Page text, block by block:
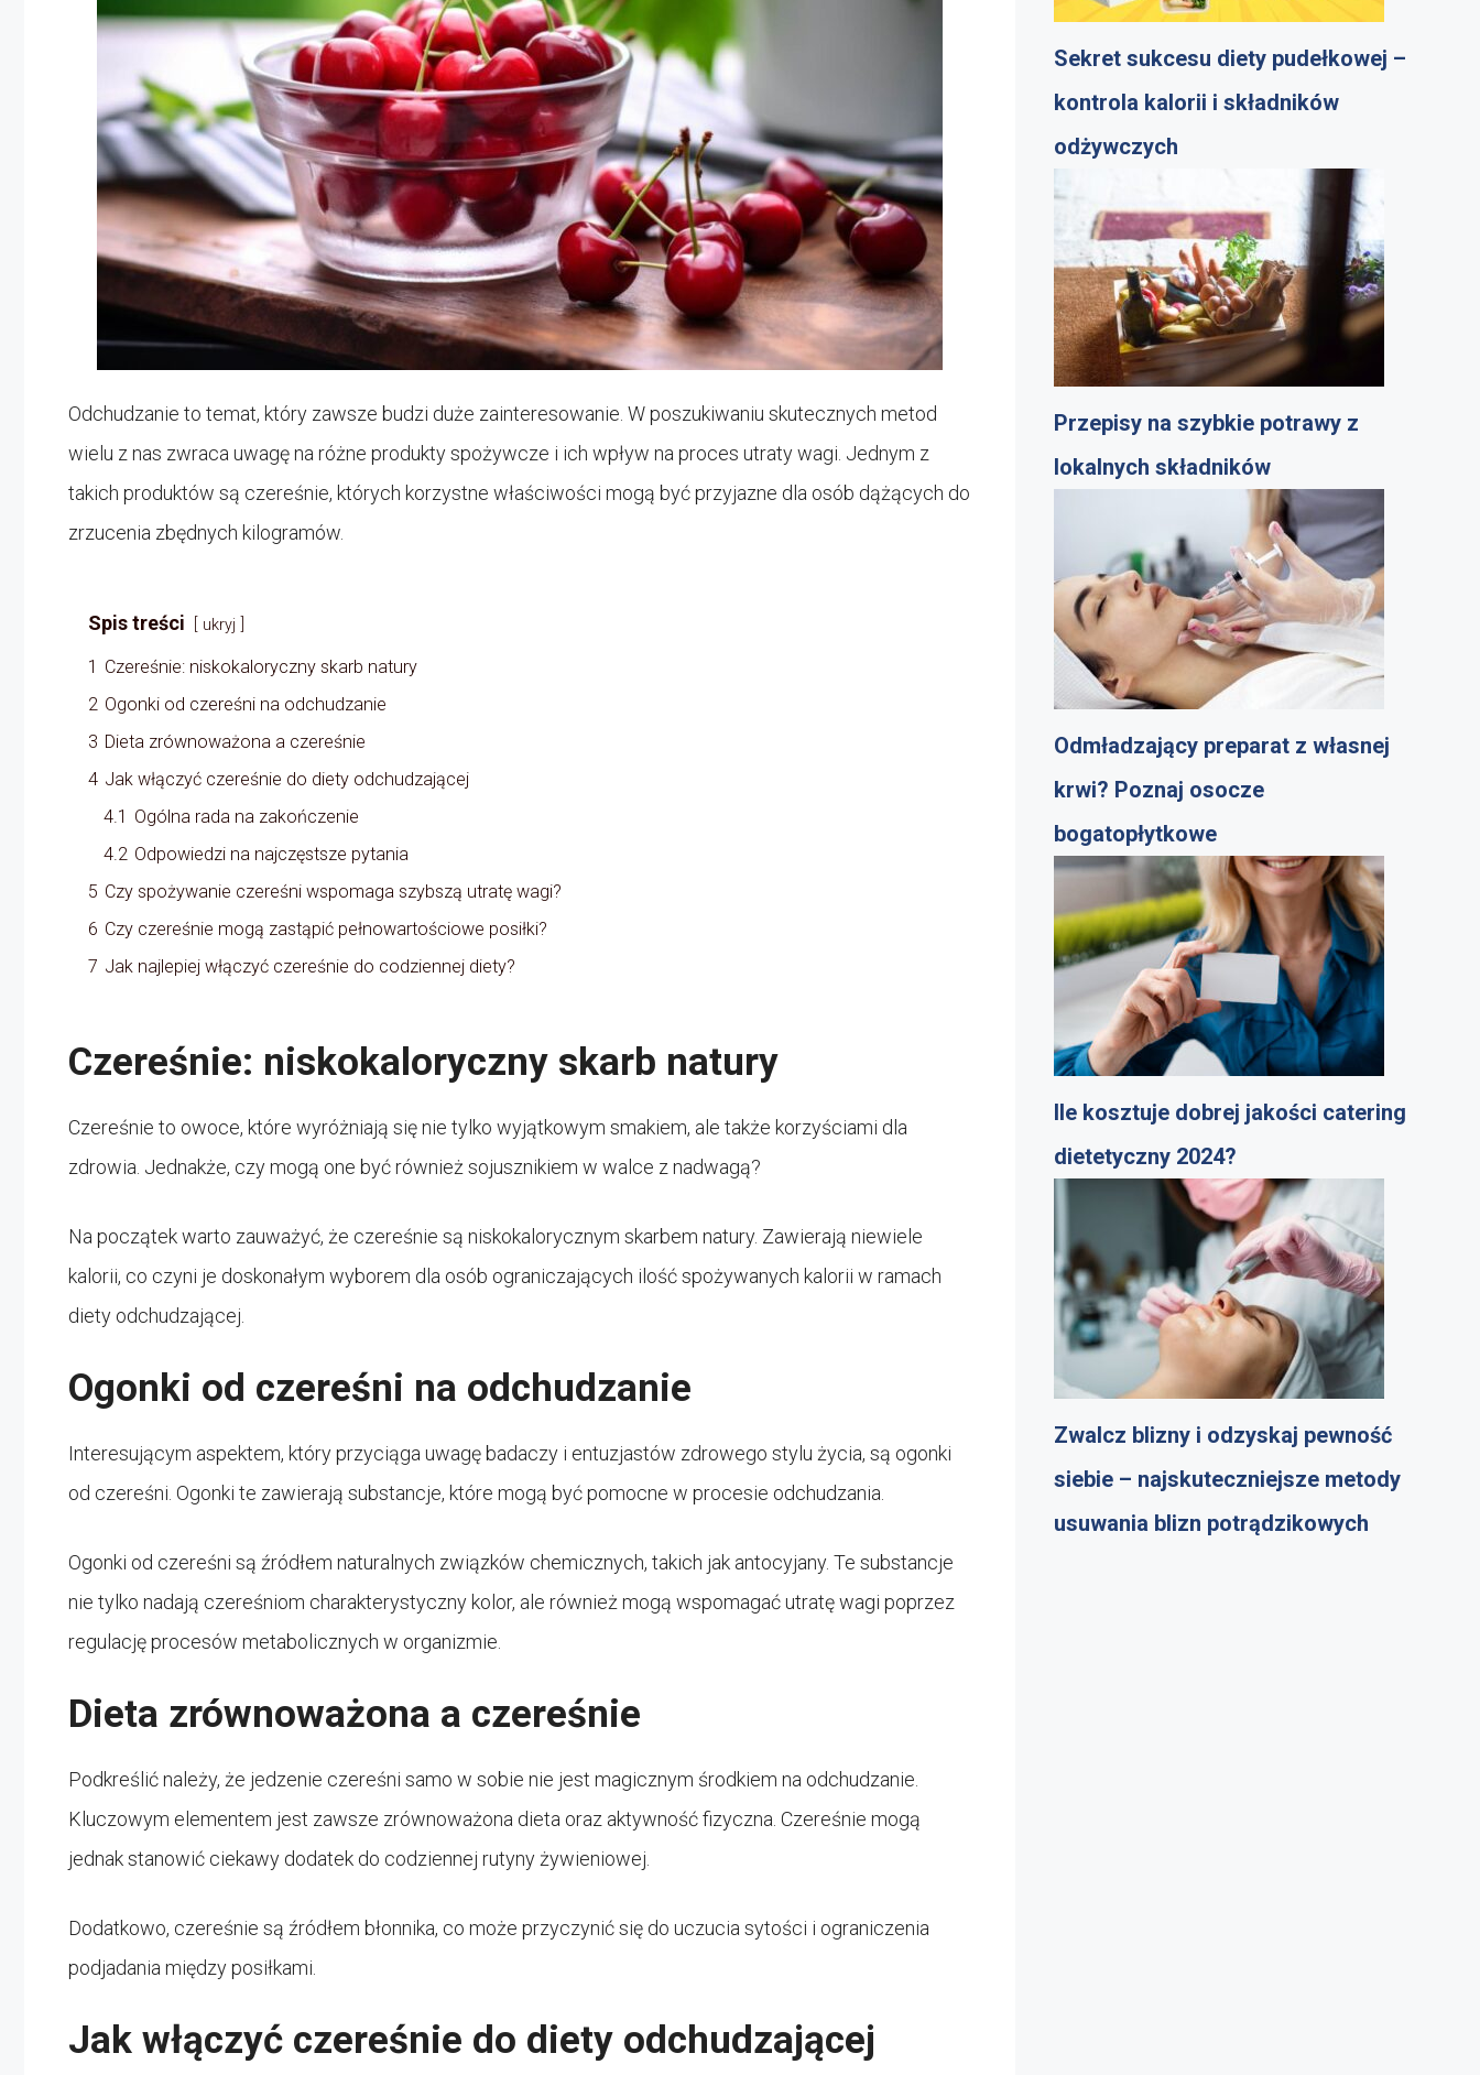
Odchudzanie to temat, który zawsze budzi duże zainteresowanie. W poszukiwaniu skutecznych metod
wielu z nas zwraca uwagę na różne produkty spożywcze i ich wpływ na proces utraty wagi. Jednym z
takich produktów są czereśnie, których korzystne właściwości mogą być przyjazne dla osób dążących do
zrzucenia zbędnych kilogramów.
Spis treści ukryj
1 Czereśnie: niskokaloryczny skarb natury
2 Ogonki od czereśni na odchudzanie
3 Dieta zrównoważona a czereśnie
4 Jak włączyć czereśnie do diety odchudzającej
4.1 Ogólna rada na zakończenie
4.2 Odpowiedzi na najczęstsze pytania
5 Czy spożywanie czereśni wspomaga szybszą utratę wagi?
6 Czy czereśnie mogą zastąpić pełnowartościowe posiłki?
7 Jak najlepiej włączyć czereśnie do codziennej diety?
Czereśnie: niskokaloryczny skarb natury
Czereśnie to owoce, które wyróżniają się nie tylko wyjątkowym smakiem, ale także korzyściami dla
zdrowia. Jednakże, czy mogą one być również sojusznikiem w walce z nadwagą?
Na początek warto zauważyć, że czereśnie są niskokalorycznym skarbem natury. Zawierają niewiele
kalorii, co czyni je doskonałym wyborem dla osób ograniczających ilość spożywanych kalorii w ramach
diety odchudzającej.
Ogonki od czereśni na odchudzanie
Interesującym aspektem, który przyciąga uwagę badaczy i entuzjastów zdrowego stylu życia, są ogonki
od czereśni. Ogonki te zawierają substancje, które mogą być pomocne w procesie odchudzania.
Ogonki od czereśni są źródłem naturalnych związków chemicznych, takich jak antocyjany. Te substancje
nie tylko nadają czereśniom charakterystyczny kolor, ale również mogą wspomagać utratę wagi poprzez
regulację procesów metabolicznych w organizmie.
Dieta zrównoważona a czereśnie
Podkreślić należy, że jedzenie czereśni samo w sobie nie jest magicznym środkiem na odchudzanie.
Kluczowym elementem jest zawsze zrównoważona dieta oraz aktywność fizyczna. Czereśnie mogą
jednak stanowić ciekawy dodatek do codziennej rutyny żywieniowej.
Dodatkowo, czereśnie są źródłem błonnika, co może przyczynić się do uczucia sytości i ograniczenia
podjadania między posiłkami.
Jak włączyć czereśnie do diety odchudzającej
Sekret sukcesu diety pudełkowej –
kontrola kalorii i składników
odżywczych
Przepisy na szybkie potrawy z
lokalnych składników
Odmładzający preparat z własnej
krwi? Poznaj osocze
bogatopłytkowe
Ile kosztuje dobrej jakości catering
dietetyczny 2024?
Zwalcz blizny i odzyskaj pewność
siebie – najskuteczniejsze metody
usuwania blizn potrądzikowych